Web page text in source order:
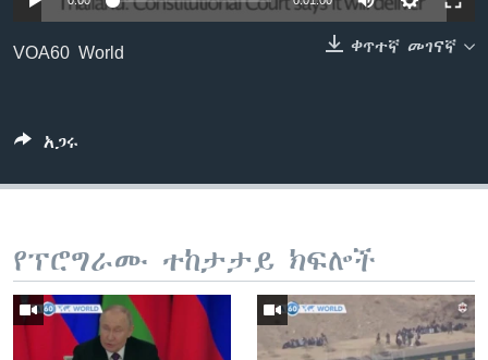
ቀጥተኛ መገናኛ
VOA60 World
አጋሩ
የፕሮግራሙ ተከታታይ ክፍሎች